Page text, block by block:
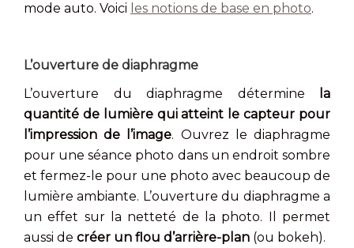
mode auto. Voici les notions de base en photo.
L’ouverture de diaphragme
L’ouverture du diaphragme détermine
la
quantité de lumière qui atteint le capteur pour
l’impression de l’image. Ouvrez le diaphragme
pour une séance photo dans un endroit sombre
et fermez-le pour une photo avec beaucoup de
lumière ambiante. L’ouverture du diaphragme a
un effet sur la netteté de la photo. Il permet
aussi de créer un flou d’arrière-plan (ou bokeh).